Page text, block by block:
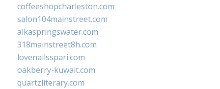
coffeeshopcharleston.com
salon104mainstreet.com
alkaspringswater.com
318mainstreet8h.com
lovenailsspari.com
oakberry-kuwait.com
quartzliterary.com